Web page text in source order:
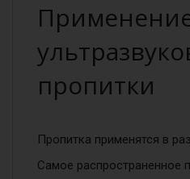
пропитки
Пропитка применятся в
Самое распространенное